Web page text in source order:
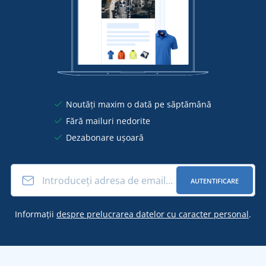
Noutăți maxim o dată pe săptămână
Fără mailuri nedorite
Dezabonare ușoară
AUTENTIFICARE
Informații despre prelucrarea datelor cu caracter personal.